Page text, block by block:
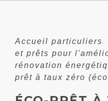
Accueil particuliers
et prêts pour
rénovation
prêt à taux zéro